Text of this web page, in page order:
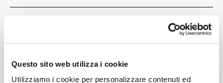
Questo sito web utilizza i cookie
Utilizziamo i cookie per personalizzare contenuti ed